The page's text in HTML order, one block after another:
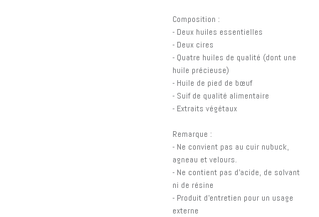
Composition :
- Deux huiles essentielles
- Deux cires
- Quatre huiles de qualité (dont une
huile précieuse)
- Huile de pied de bœuf
- Suif de qualité alimentaire
- Extraits végétaux
Remarque :
- Ne convient pas au cuir nubuck,
agneau et velours.
- Ne contient pas d'acide, de solvant
ni de résine
- Produit d'entretien pour un usage
externe